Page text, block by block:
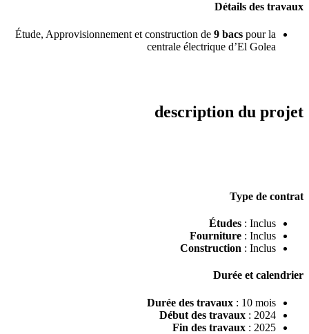
Détails des travaux
Étude, Approvisionnement et construction de 9 bacs pour la
centrale électrique d’El Golea
description du projet
Type de contrat
Études : Inclus
Fourniture : Inclus
Construction : Inclus
Durée et calendrier
Durée des travaux : 10 mois
Début des travaux : 2024
Fin des travaux : 2025